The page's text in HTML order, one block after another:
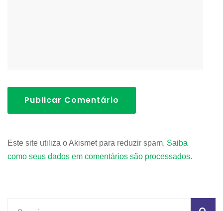
Publicar Comentário
Este site utiliza o Akismet para reduzir spam. Saiba
como seus dados em comentários são processados.